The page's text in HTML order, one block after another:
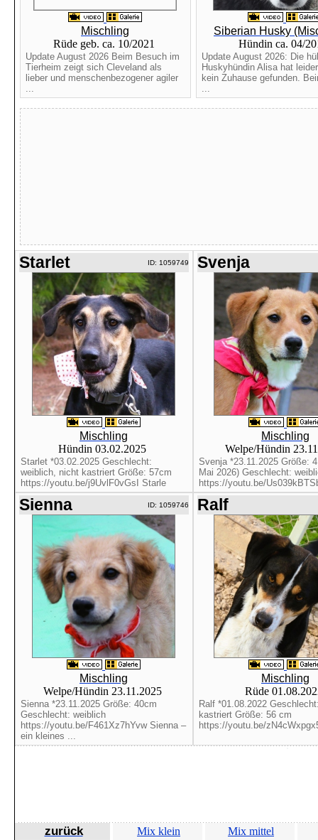
Mischling
Rüde geb. ca. 10/2021
Update August 2026 Beim Besuch im
Tierheim zeigt sich Cleveland als
lieber und menschenbezogener agiler
...
Siberian Husky
Hündin ca. 04/
Update August 2026: Die
Huskyhündin Alisa hat
kein Zuhause gefunden.
...
Starlet ID: 1059749
Mischling
Hündin 03.02.2025
Starlet *03.02.2025 Geschlecht:
weiblich, nicht kastriert Größe: 57cm
https://youtu.be/j9UvlF0vGsI Starle
Svenja
Mischling
Welpe/Hündin
Svenja *23.11.2025 Größe:
Mai 2026) Geschlecht:
https://youtu.be/
Sienna ID: 1059746
Mischling
Welpe/Hündin 23.11.2025
Sienna *23.11.2025 Größe: 40cm
Geschlecht: weiblich
https://youtu.be/F461Xz7hYvw Sienna –
ein kleines ...
Ralf
Mischling
Rüde
Ralf *01.08.2022
kastriert Größe: 56 cm
https://youtu.be/
zurück Mix klein
Mix mittel